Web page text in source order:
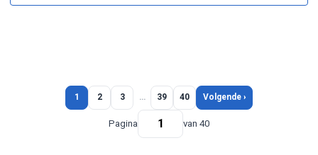
1 2 3 … 39 40 Volgende ›
Pagina van 40